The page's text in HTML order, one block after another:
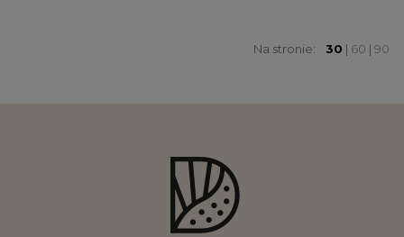
Na stronie: 30 | 60 | 90